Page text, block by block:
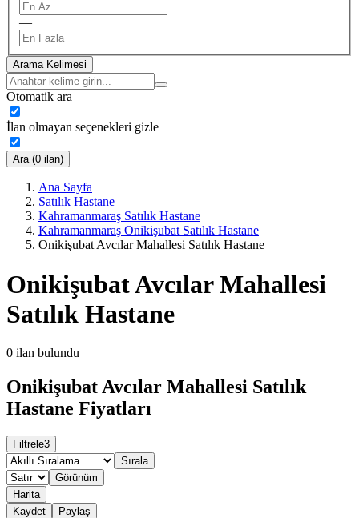
—
Arama Kelimesi
Otomatik ara
İlan olmayan seçenekleri gizle
Ara (0 ilan)
Ana Sayfa
Satılık Hastane
Kahramanmaraş Satılık Hastane
Kahramanmaraş Onikişubat Satılık Hastane
Onikişubat Avcılar Mahallesi Satılık Hastane
Onikişubat Avcılar Mahallesi
Satılık Hastane
0 ilan bulundu
Onikişubat Avcılar Mahallesi Satılık
Hastane Fiyatları
Filtrele3
Sırala
Görünüm
Harita
Kaydet
Paylaş